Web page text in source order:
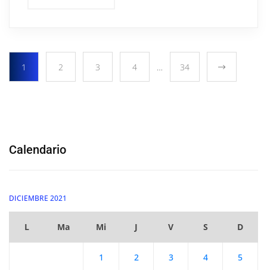
1 2 3 4 … 34
Calendario
DICIEMBRE 2021
L Ma Mi J V S D
1 2 3 4 5